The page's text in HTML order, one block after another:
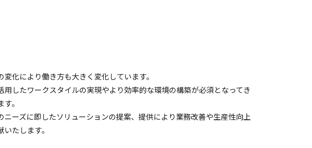
変化により働き方も大きく変化しています。
用したワークスタイルの実現やより効率的な環境の構築が必須となってき
。
ニーズに即したソリューションの提案、提供により業務改善や生産性向上
いたします。